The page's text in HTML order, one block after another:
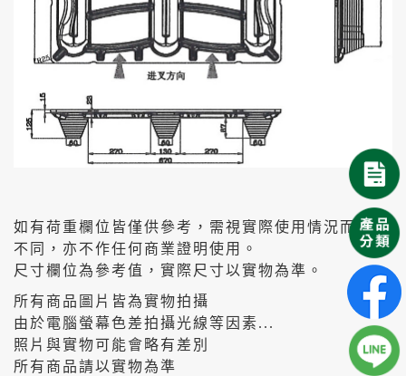
如有荷重欄位皆僅供參考，需視實際使用情況而有所
不同，亦不作任何商業證明使用。
尺寸欄位為參考值，實際尺寸以實物為準。
所有商品圖片皆為實物拍攝
由於電腦螢幕色差拍攝光線等因素...
照片與實物可能會略有差別
所有商品請以實物為準